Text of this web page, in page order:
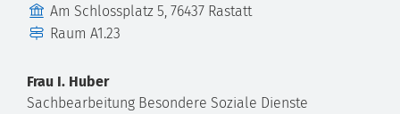
Gebäude
Am Schlossplatz 5, 76437 Rastatt
Raum A1.23
Frau I. Huber
Sachbearbeitung Besondere Soziale Dienste